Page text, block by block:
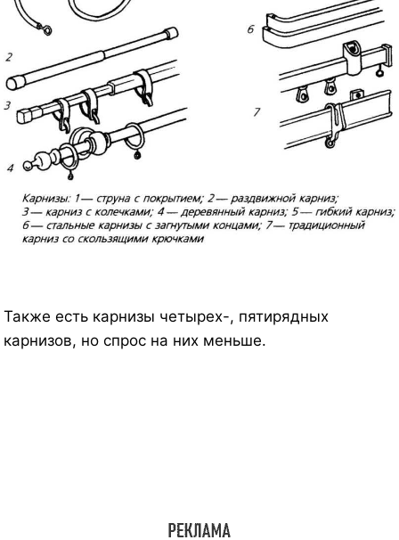
Также есть карнизы четырех-, пятирядных
карнизов, но спрос на них меньше.